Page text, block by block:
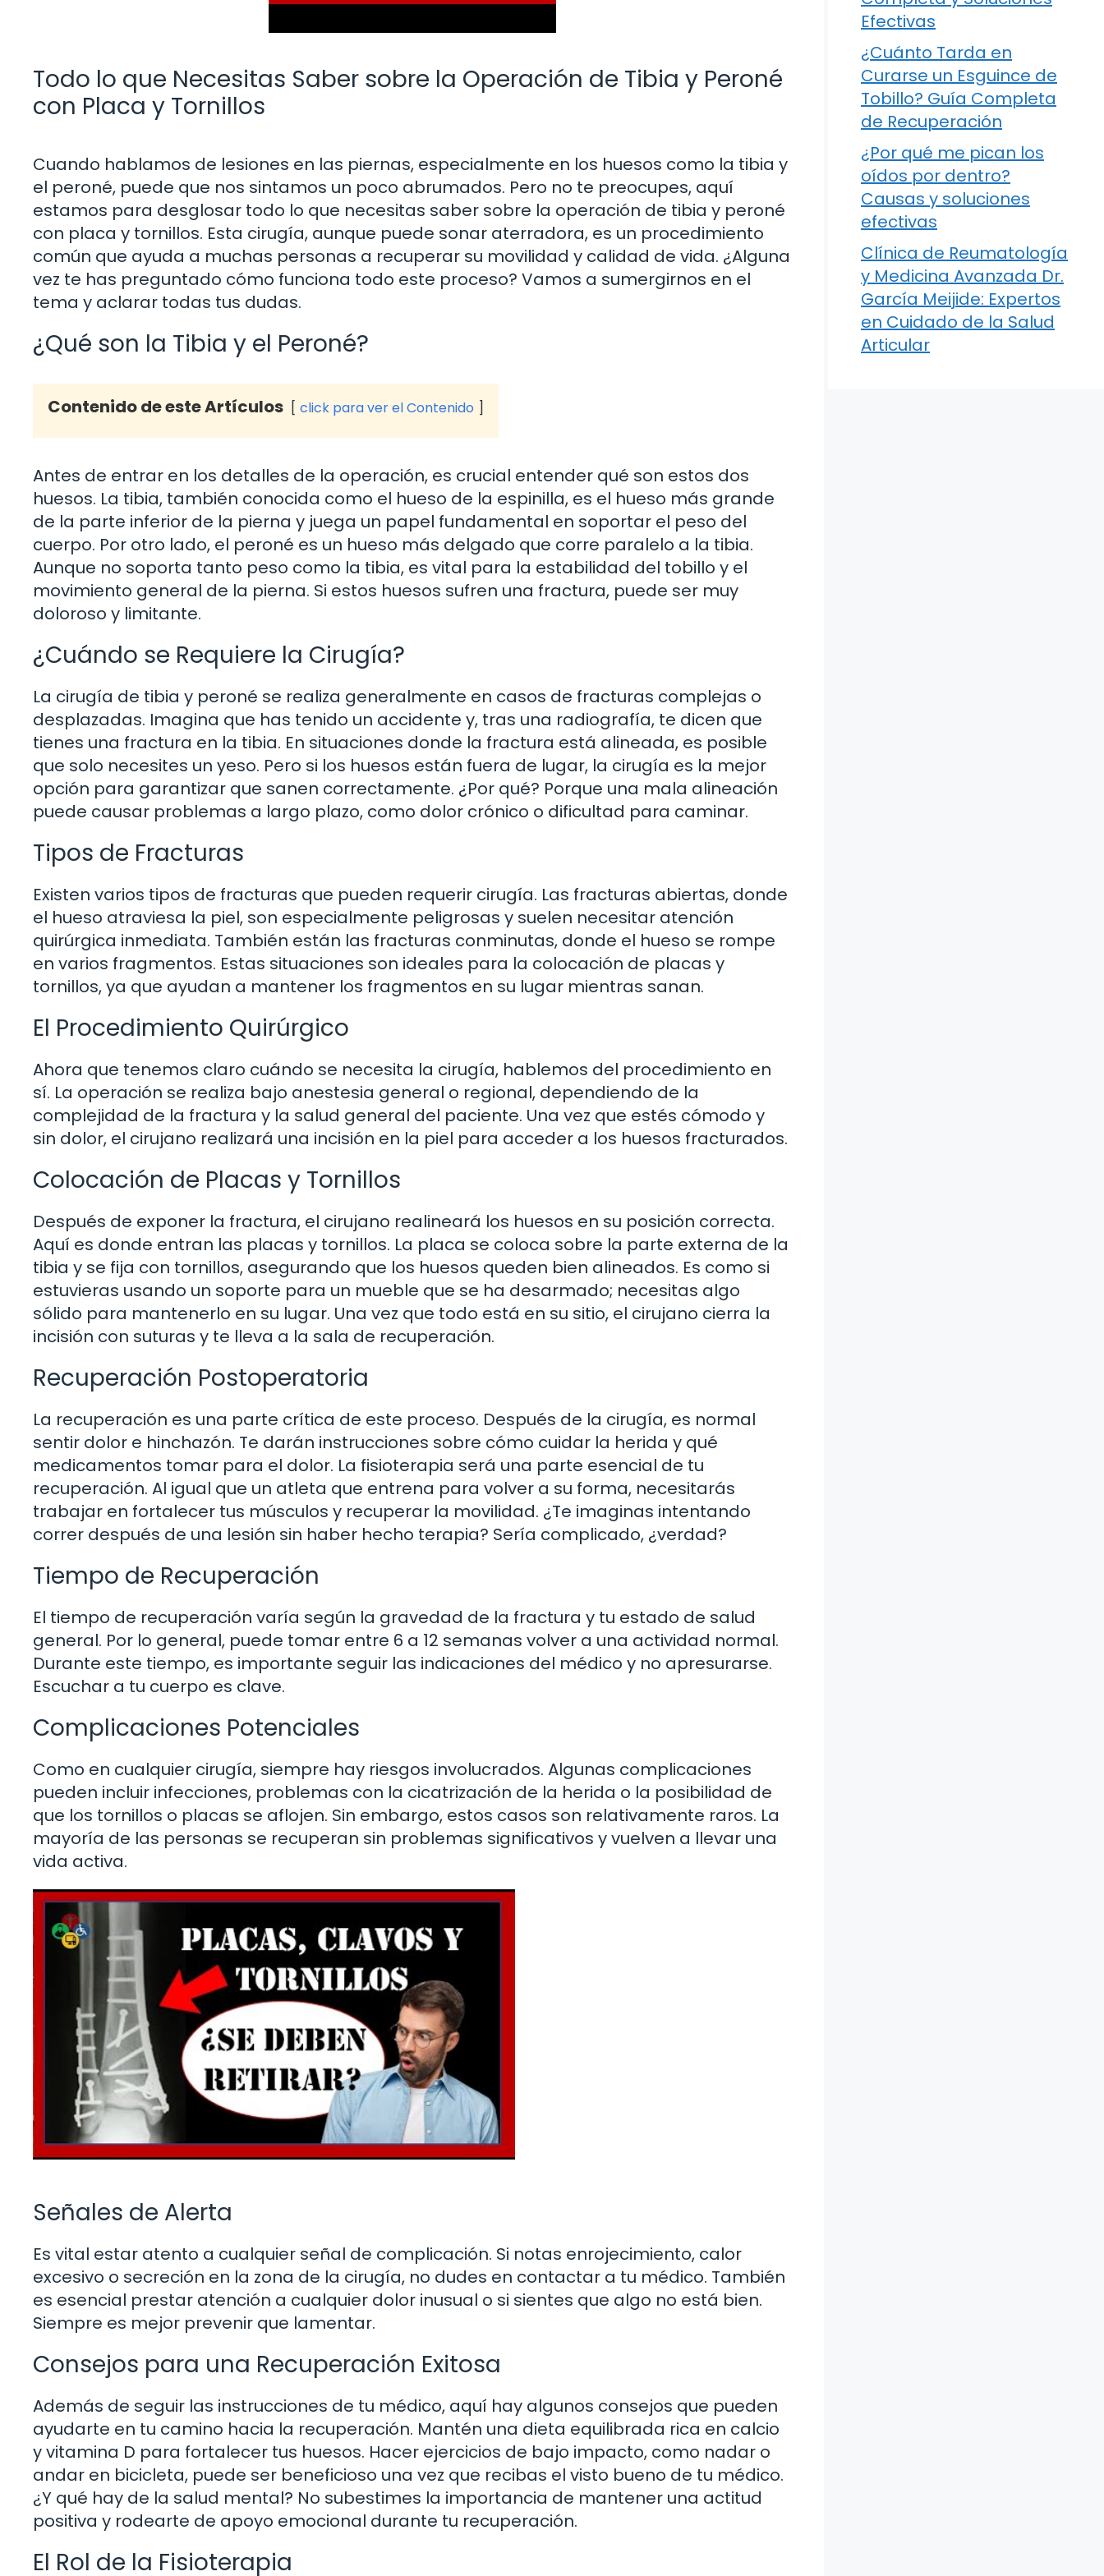
Todo lo que Necesitas Saber sobre la Operación de Tibia y Peroné
con Placa y Tornillos
Cuando hablamos de lesiones en las piernas, especialmente en los huesos como la tibia y
el peroné, puede que nos sintamos un poco abrumados. Pero no te preocupes, aquí
estamos para desglosar todo lo que necesitas saber sobre la operación de tibia y peroné
con placa y tornillos. Esta cirugía, aunque puede sonar aterradora, es un procedimiento
común que ayuda a muchas personas a recuperar su movilidad y calidad de vida. ¿Alguna
vez te has preguntado cómo funciona todo este proceso? Vamos a sumergirnos en el
tema y aclarar todas tus dudas.
¿Qué son la Tibia y el Peroné?
Contenido de este Artículos click para ver el Contenido
Antes de entrar en los detalles de la operación, es crucial entender qué son estos dos
huesos. La tibia, también conocida como el hueso de la espinilla, es el hueso más grande
de la parte inferior de la pierna y juega un papel fundamental en soportar el peso del
cuerpo. Por otro lado, el peroné es un hueso más delgado que corre paralelo a la tibia.
Aunque no soporta tanto peso como la tibia, es vital para la estabilidad del tobillo y el
movimiento general de la pierna. Si estos huesos sufren una fractura, puede ser muy
doloroso y limitante.
¿Cuándo se Requiere la Cirugía?
La cirugía de tibia y peroné se realiza generalmente en casos de fracturas complejas o
desplazadas. Imagina que has tenido un accidente y, tras una radiografía, te dicen que
tienes una fractura en la tibia. En situaciones donde la fractura está alineada, es posible
que solo necesites un yeso. Pero si los huesos están fuera de lugar, la cirugía es la mejor
opción para garantizar que sanen correctamente. ¿Por qué? Porque una mala alineación
puede causar problemas a largo plazo, como dolor crónico o dificultad para caminar.
Tipos de Fracturas
Existen varios tipos de fracturas que pueden requerir cirugía. Las fracturas abiertas, donde
el hueso atraviesa la piel, son especialmente peligrosas y suelen necesitar atención
quirúrgica inmediata. También están las fracturas conminutas, donde el hueso se rompe
en varios fragmentos. Estas situaciones son ideales para la colocación de placas y
tornillos, ya que ayudan a mantener los fragmentos en su lugar mientras sanan.
El Procedimiento Quirúrgico
Ahora que tenemos claro cuándo se necesita la cirugía, hablemos del procedimiento en
sí. La operación se realiza bajo anestesia general o regional, dependiendo de la
complejidad de la fractura y la salud general del paciente. Una vez que estés cómodo y
sin dolor, el cirujano realizará una incisión en la piel para acceder a los huesos fracturados.
Colocación de Placas y Tornillos
Después de exponer la fractura, el cirujano realineará los huesos en su posición correcta.
Aquí es donde entran las placas y tornillos. La placa se coloca sobre la parte externa de la
tibia y se fija con tornillos, asegurando que los huesos queden bien alineados. Es como si
estuvieras usando un soporte para un mueble que se ha desarmado; necesitas algo
sólido para mantenerlo en su lugar. Una vez que todo está en su sitio, el cirujano cierra la
incisión con suturas y te lleva a la sala de recuperación.
Recuperación Postoperatoria
La recuperación es una parte crítica de este proceso. Después de la cirugía, es normal
sentir dolor e hinchazón. Te darán instrucciones sobre cómo cuidar la herida y qué
medicamentos tomar para el dolor. La fisioterapia será una parte esencial de tu
recuperación. Al igual que un atleta que entrena para volver a su forma, necesitarás
trabajar en fortalecer tus músculos y recuperar la movilidad. ¿Te imaginas intentando
correr después de una lesión sin haber hecho terapia? Sería complicado, ¿verdad?
Tiempo de Recuperación
El tiempo de recuperación varía según la gravedad de la fractura y tu estado de salud
general. Por lo general, puede tomar entre 6 a 12 semanas volver a una actividad normal.
Durante este tiempo, es importante seguir las indicaciones del médico y no apresurarse.
Escuchar a tu cuerpo es clave.
Complicaciones Potenciales
Como en cualquier cirugía, siempre hay riesgos involucrados. Algunas complicaciones
pueden incluir infecciones, problemas con la cicatrización de la herida o la posibilidad de
que los tornillos o placas se aflojen. Sin embargo, estos casos son relativamente raros. La
mayoría de las personas se recuperan sin problemas significativos y vuelven a llevar una
vida activa.
Señales de Alerta
Es vital estar atento a cualquier señal de complicación. Si notas enrojecimiento, calor
excesivo o secreción en la zona de la cirugía, no dudes en contactar a tu médico. También
es esencial prestar atención a cualquier dolor inusual o si sientes que algo no está bien.
Siempre es mejor prevenir que lamentar.
Consejos para una Recuperación Exitosa
Además de seguir las instrucciones de tu médico, aquí hay algunos consejos que pueden
ayudarte en tu camino hacia la recuperación. Mantén una dieta equilibrada rica en calcio
y vitamina D para fortalecer tus huesos. Hacer ejercicios de bajo impacto, como nadar o
andar en bicicleta, puede ser beneficioso una vez que recibas el visto bueno de tu médico.
¿Y qué hay de la salud mental? No subestimes la importancia de mantener una actitud
positiva y rodearte de apoyo emocional durante tu recuperación.
El Rol de la Fisioterapia
Efectivas
¿Cuánto Tarda en
Curarse un Esguince de
Tobillo? Guía Completa
de Recuperación
¿Por qué me pican los
oídos por dentro?
Causas y soluciones
efectivas
Clínica de Reumatología
y Medicina Avanzada Dr.
García Meijide: Expertos
en Cuidado de la Salud
Articular